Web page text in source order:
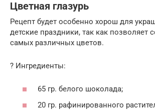
Цветная глазурь
Рецепт будет особенно хорош для
детские праздники, так как позволяет
самых различных цветов.
? Ингредиенты:
65 гр. белого шоколада;
20 гр. рафинированного